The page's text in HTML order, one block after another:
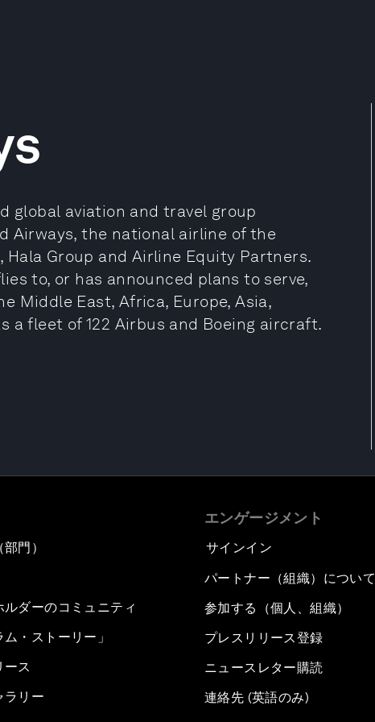
global aviation and travel group
Airways, the national airline of the
Group and Airline Equity Partners.
to, or has announced plans to serve,
Middle East, Africa, Europe, Asia,
a fleet of 122 Airbus and Boeing aircraft.
門）
ルダーのコミュニティ
ム・ストーリー」
ース
ラリー
エンゲージメント
サインイン
パートナー（組織）について
参加する（個人、組織）
プレスリリース登録
ニュースレター購読
連絡先 (英語のみ)